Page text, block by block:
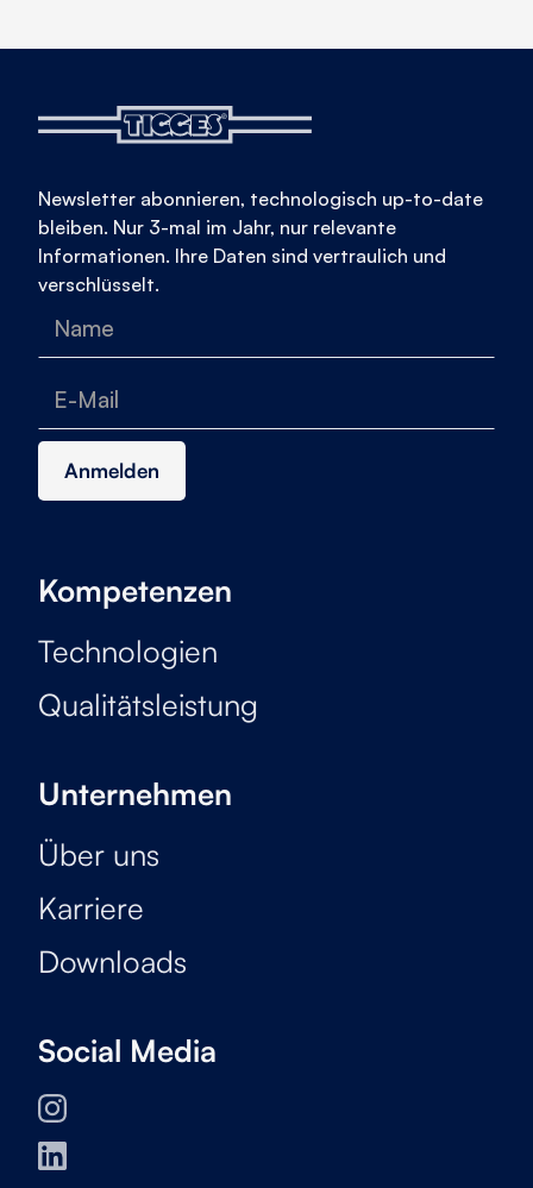
Newsletter abonnieren, technologisch up-to-date
bleiben. Nur 3-mal im Jahr, nur relevante
Informationen. Ihre Daten sind vertraulich und
verschlüsselt.
Kompetenzen
Technologien
Qualitätsleistung
Unternehmen
Über uns
Karriere
Downloads
Social Media